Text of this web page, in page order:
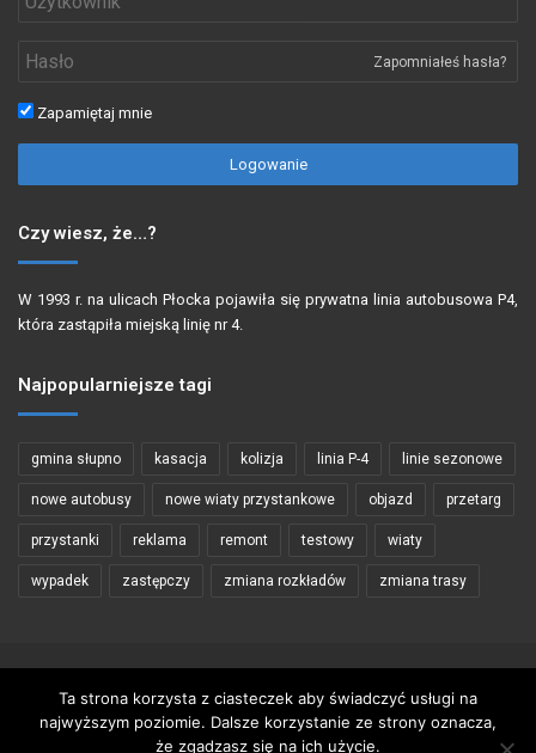
Zapomniałeś hasła?
Zapamiętaj mnie
Logowanie
Czy wiesz, że…?
W 1993 r. na ulicach Płocka pojawiła się prywatna linia autobusowa P4,
która zastąpiła miejską linię nr 4.
Najpopularniejsze tagi
gmina słupno kasacja kolizja linia P-4 linie sezonowe
nowe autobusy nowe wiaty przystankowe objazd przetarg
przystanki reklama remont testowy wiaty
wypadek zastępczy zmiana rozkładów zmiana trasy
Wykorzystywanie materiałów zawartych na stronie tylko za zgodą
Ta strona korzysta z ciasteczek aby świadczyć usługi na
najwyższym poziomie. Dalsze korzystanie ze strony oznacza,
że zgadzasz się na ich użycie.